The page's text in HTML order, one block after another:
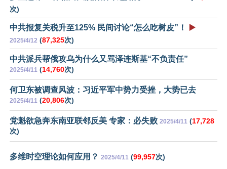
次)
中共报复关税升至125% 民间讨论“怎么吃树皮”！ ▶️
2025/4/12 (87,325次)
中共派兵帮俄攻乌为什么又骂泽连斯基“不负责任”
2025/4/11 (14,760次)
何卫东被调查风波：习近平军中势力受挫，大势已去
2025/4/11 (20,806次)
党魁欲急奔东南亚联邻反美 专家：必失败 2025/4/11 (17,728
次)
多维时空理论如何应用？ 2025/4/11 (99,957次)